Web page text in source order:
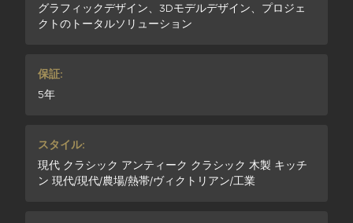
グラフィックデザイン、3Dモデルデザイン、プロジェ
クトのトータルソリューション
保証:
5年
スタイル:
現代 クラシック アンティーク クラシック 木製 キッチ
ン 現代/現代/農場/熱帯/ヴィクトリアン/工業